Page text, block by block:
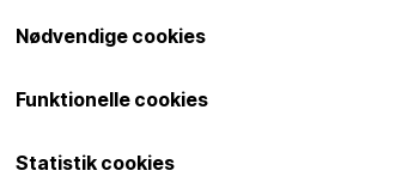
Nødvendige cookies
Funktionelle cookies
Statistik cookies